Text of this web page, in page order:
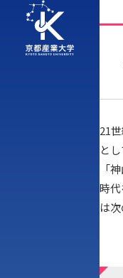
21
と
「
時
は